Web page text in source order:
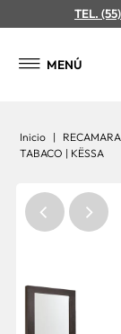
TEL.
MENÚ
Inicio |
TABACO | KËSSA